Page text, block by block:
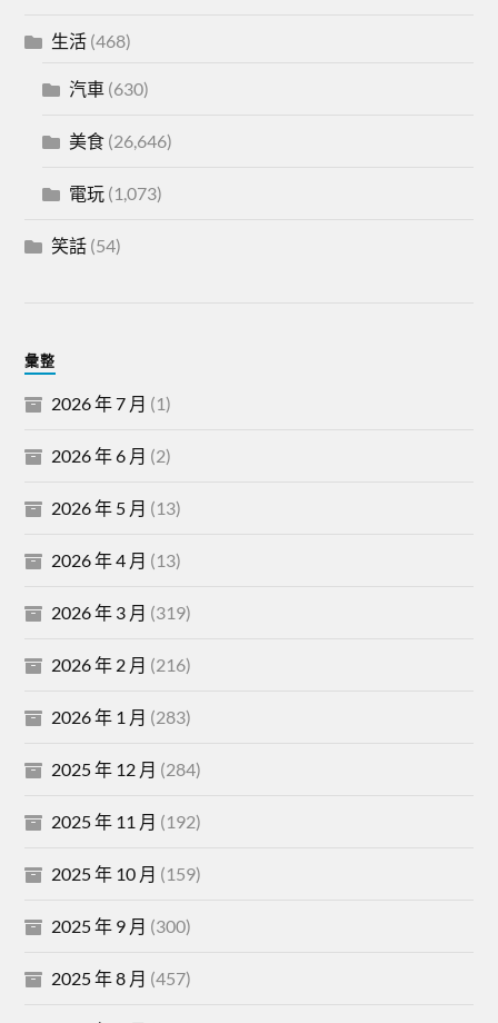
生活 (468)
汽車 (630)
美食 (26,646)
電玩 (1,073)
笑話 (54)
彙整
2026 年 7 月 (1)
2026 年 6 月 (2)
2026 年 5 月 (13)
2026 年 4 月 (13)
2026 年 3 月 (319)
2026 年 2 月 (216)
2026 年 1 月 (283)
2025 年 12 月 (284)
2025 年 11 月 (192)
2025 年 10 月 (159)
2025 年 9 月 (300)
2025 年 8 月 (457)